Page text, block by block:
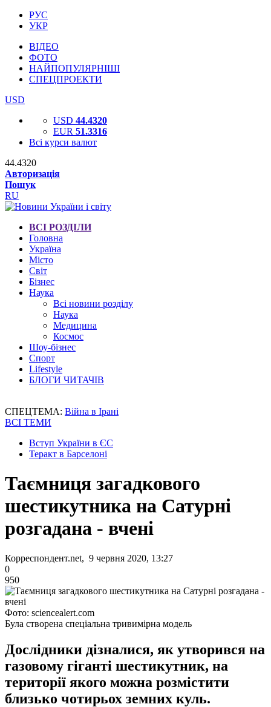
РУС
УКР
ВІДЕО
ФОТО
НАЙПОПУЛЯРНІШІ
СПЕЦПРОЕКТИ
USD
USD 44.4320
EUR 51.3316
Всі курси валют
44.4320
Авторизація
Пошук
RU
ВСІ РОЗДІЛИ
Головна
Україна
Місто
Світ
Бізнес
Наука
Всі новини розділу
Наука
Медицина
Космос
Шоу-бізнес
Спорт
Lifestyle
БЛОГИ ЧИТАЧІВ
СПЕЦТЕМА: Війна в Ірані
ВСІ ТЕМИ
Вступ України в ЄС
Теракт в Барселоні
Таємниця загадкового
шестикутника на Сатурні
розгадана - вчені
Корреспондент.net, 9 червня 2020, 13:27
0
950
Фото: sciencealert.com
Була створена спеціальна тривимірна модель
Дослідники дізналися, як утворився на
газовому гіганті шестикутник, на
території якого можна розмістити
близько чотирьох земних куль.